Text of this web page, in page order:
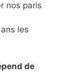
nos paris
les
de